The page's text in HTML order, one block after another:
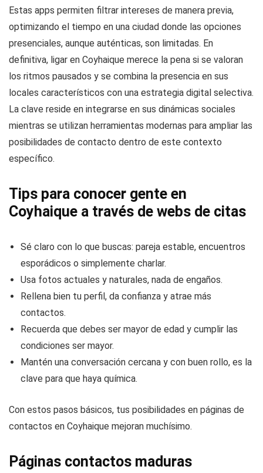
Estas apps permiten filtrar intereses de manera previa,
optimizando el tiempo en una ciudad donde las opciones
presenciales, aunque auténticas, son limitadas. En
definitiva, ligar en Coyhaique merece la pena si se valoran
los ritmos pausados y se combina la presencia en sus
locales característicos con una estrategia digital selectiva.
La clave reside en integrarse en sus dinámicas sociales
mientras se utilizan herramientas modernas para ampliar las
posibilidades de contacto dentro de este contexto
específico.
Tips para conocer gente en
Coyhaique a través de webs de citas
Sé claro con lo que buscas: pareja estable, encuentros
esporádicos o simplemente charlar.
Usa fotos actuales y naturales, nada de engaños.
Rellena bien tu perfil, da confianza y atrae más
contactos.
Recuerda que debes ser mayor de edad y cumplir las
condiciones ser mayor.
Mantén una conversación cercana y con buen rollo, es la
clave para que haya química.
Con estos pasos básicos, tus posibilidades en páginas de
contactos en Coyhaique mejoran muchísimo.
Páginas contactos maduras